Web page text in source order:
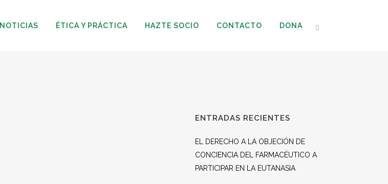
NOTICIAS ÉTICA Y PRÁCTICA HAZTE SOCIO CONTACTO DONA
ENTRADAS RECIENTES
EL DERECHO A LA OBJECIÓN DE
CONCIENCIA DEL FARMACÉUTICO A
PARTICIPAR EN LA EUTANASIA